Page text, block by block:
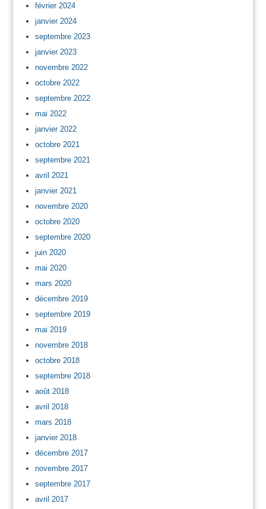
février 2024
janvier 2024
septembre 2023
janvier 2023
novembre 2022
octobre 2022
septembre 2022
mai 2022
janvier 2022
octobre 2021
septembre 2021
avril 2021
janvier 2021
novembre 2020
octobre 2020
septembre 2020
juin 2020
mai 2020
mars 2020
décembre 2019
septembre 2019
mai 2019
novembre 2018
octobre 2018
septembre 2018
août 2018
avril 2018
mars 2018
janvier 2018
décembre 2017
novembre 2017
septembre 2017
avril 2017